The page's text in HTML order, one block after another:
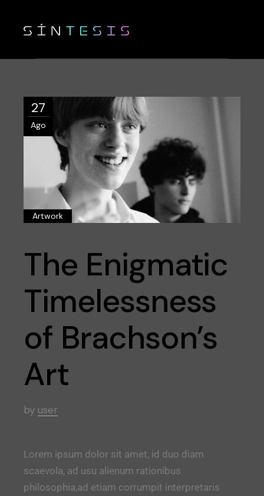
27
Ago
Artwork
The Enigmatic
Timelessness
of Brachson’s
Art
by user
Lorem ipsum dolor sit amet, id duo diam
scaevola, ad usu alienum rationibus
philosophia,ad etiam corrumpit interpretaris